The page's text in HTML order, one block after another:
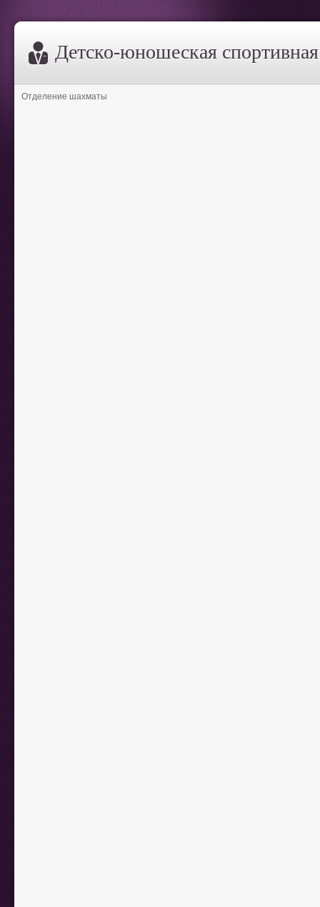
Дeтско-юношеская
Отделение шахматы